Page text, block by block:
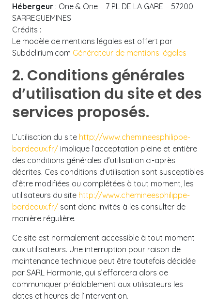
Hébergeur : One & One – 7 PL DE LA GARE – 57200
SARREGUEMINES
Crédits :
Le modèle de mentions légales est offert par
Subdelirium.com Générateur de mentions légales
2. Conditions générales
d’utilisation du site et des
services proposés.
L’utilisation du site http://www.chemineesphilippe-
bordeaux.fr/ implique l’acceptation pleine et entière
des conditions générales d’utilisation ci-après
décrites. Ces conditions d’utilisation sont susceptibles
d’être modifiées ou complétées à tout moment, les
utilisateurs du site http://www.chemineesphilippe-
bordeaux.fr/ sont donc invités à les consulter de
manière régulière.
Ce site est normalement accessible à tout moment
aux utilisateurs. Une interruption pour raison de
maintenance technique peut être toutefois décidée
par SARL Harmonie, qui s’efforcera alors de
communiquer préalablement aux utilisateurs les
dates et heures de l’intervention.